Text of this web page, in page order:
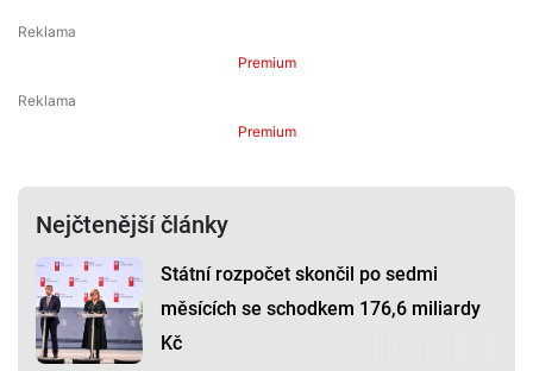
Premium
Premium
Nejčtenější články
Státní rozpočet skončil po sedmi
měsících se schodkem 176,6 miliardy
Kč